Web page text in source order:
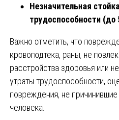
Незначительная
трудоспособности (до
Важно отметить, что
кровоподтека, раны, не
расстройства здоровья или
утраты трудоспособности,
повреждения, не
человека.